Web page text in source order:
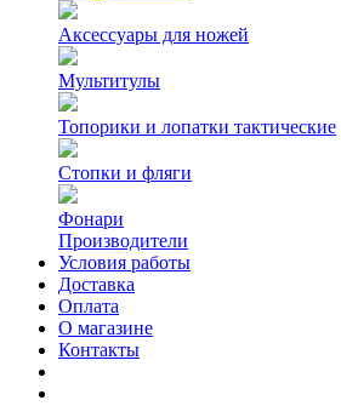
Аксессуары для ножей
Мультитулы
Топорики и лопатки тактические
Стопки и фляги
Фонари
Производители
Условия работы
Доставка
Оплата
О магазине
Контакты